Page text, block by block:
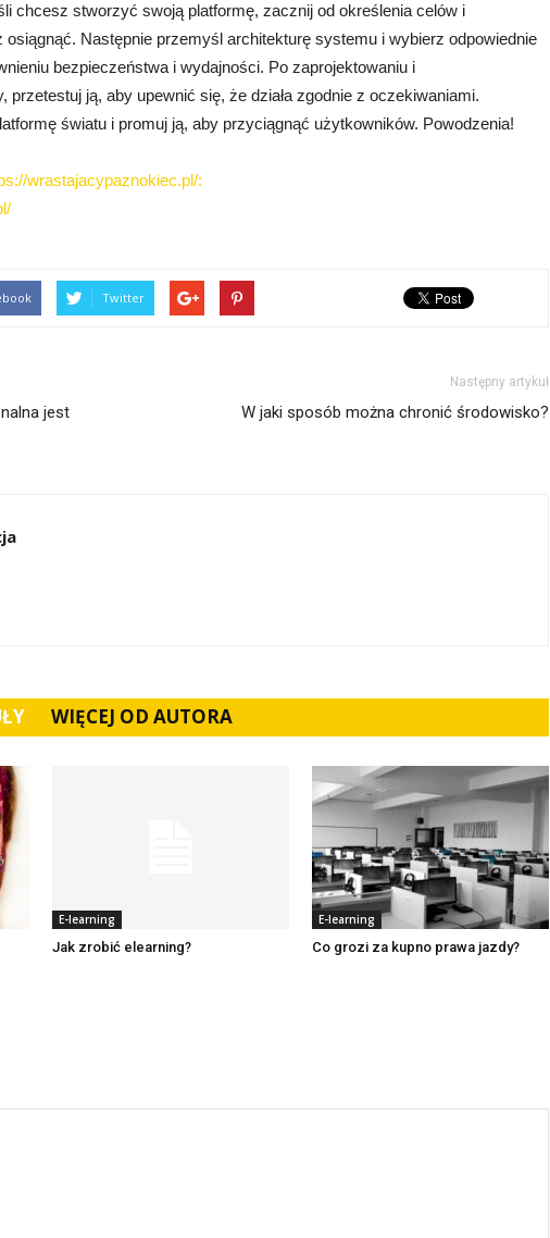
chcesz stworzyć swoją platformę, zacznij od określenia celów i
Następnie przemyśl architekturę systemu i wybierz odpowiednie
bezpieczeństwa i wydajności. Po zaprojektowaniu i
przetestuj ją, aby upewnić się, że działa zgodnie z oczekiwaniami.
światu i promuj ją, aby przyciągnąć użytkowników. Powodzenia!
wrastajacypaznokiec.pl/:
Twitter
jest
Następny artykuł
W jaki sposób można chronić środowisko?
WIĘCEJ OD AUTORA
E-learning
Jak zrobić elearning?
E-learning
Co grozi za kupno prawa jazdy?